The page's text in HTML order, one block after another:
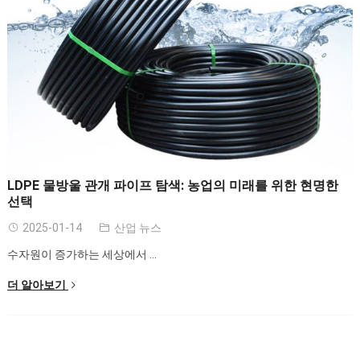
LDPE 물방울 관개 파이프 탐색: 농업의 미래를 위한 현명한
선택
2025-01-14 산업 뉴스
수자원이 증가하는 세상에서 ...
더 알아보기